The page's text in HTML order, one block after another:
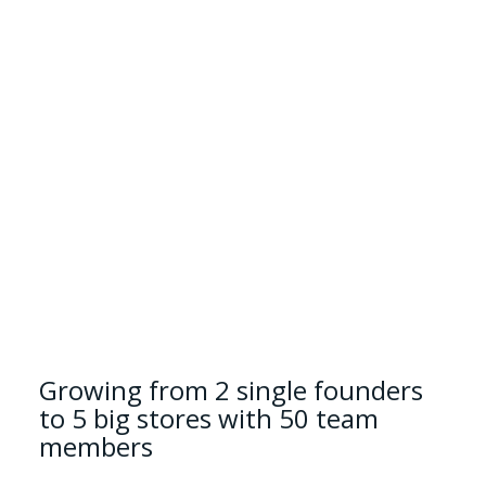
Growing from 2 single founders
to 5 big stores with 50 team
members